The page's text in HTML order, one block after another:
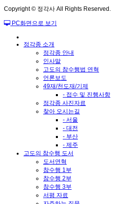
Copyright © 정각사 All Rights Reserved.
PC화면으로 보기
정각종 소개
정각종 안내
인사말
고도의 참수행법 연혁
언론보도
49재/천도재/기제
- 접수 및 진행사항
정각종 사진자료
찾아 오시는길
- 서울
- 대전
- 부산
- 제주
고도의 참수행 도서
도서연혁
참수행 1부
참수행 2부
참수행 3부
서평 자료